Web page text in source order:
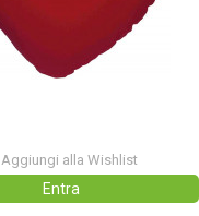
Aggiungi alla Wishlist
Entra